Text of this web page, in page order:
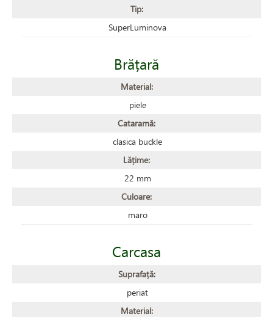
Tip:
SuperLuminova
Brățară
Material:
piele
Cataramă:
clasica buckle
Lățime:
22 mm
Culoare:
maro
Carcasa
Suprafață:
periat
Material: